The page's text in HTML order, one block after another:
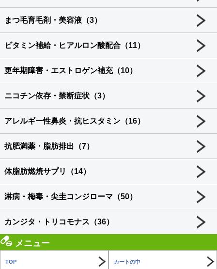
まつ毛育毛剤・美容液（3）
ビタミン補給・ヒアルロン酸配合（11）
更年期障害・エストロゲン補充（10）
ニコチン依存・禁断症状（3）
アレルギー性鼻炎・抗ヒスタミン（16）
抗肥満薬・脂肪排出（7）
体脂肪燃焼サプリ（14）
淋病・梅毒・尖圭コンジローマ（50）
カンジタ・トリコモナス（36）
メニュー
TOP カートの中